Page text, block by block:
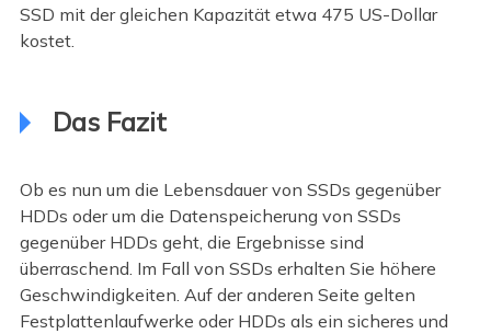
SSD mit der gleichen Kapazität etwa 475 US-Dollar
kostet.
Das Fazit
Ob es nun um die Lebensdauer von SSDs gegenüber
HDDs oder um die Datenspeicherung von SSDs
gegenüber HDDs geht, die Ergebnisse sind
überraschend. Im Fall von SSDs erhalten Sie höhere
Geschwindigkeiten. Auf der anderen Seite gelten
Festplattenlaufwerke oder HDDs als ein sicheres und